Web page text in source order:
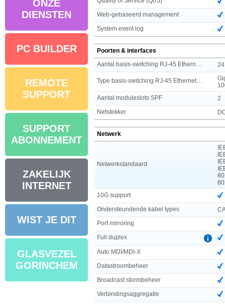
ONZE
DIENSTEN
PC BUILDER
REMOTE
SUPPORT
SUPPORT
ABONNEMENT
ZAKELIJK
INTERNET
WIST JE DIT
GLASVEZEL
GORINCHEM
Web-gebaseerd management
System event log
Poorten & interfaces
24
Aantal moduleslots SPF
2
Netstekker
Netwerk
Netwerkstandaard
10G support
Ondersteundende kabel types
Port mirroring
Full duplex
Auto MDI/MDI-X
Datastroombeheer
Broadcast stormbeheer
Verbindingsaggregatie